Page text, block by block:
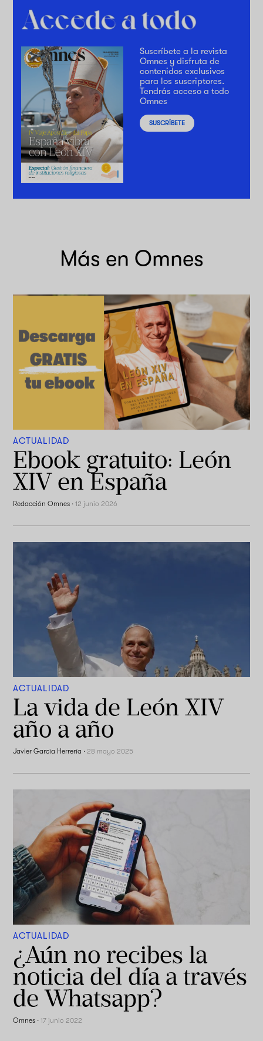
Suscríbete a la revista
Omnes y disfruta de
contenidos exclusivos
para los suscriptores.
Tendrás acceso a todo
Omnes
SUSCRÍBETE
Más en Omnes
ACTUALIDAD
Ebook gratuito: León
XIV en España
Redacción Omnes ·12 junio 2026
ACTUALIDAD
La vida de León XIV
año a año
Javier García Herrería · 28 mayo 2025
ACTUALIDAD
¿Aún no recibes la
noticia del día a través
de Whatsapp?
Omnes ·17 junio 2022